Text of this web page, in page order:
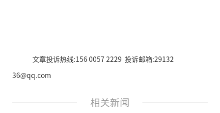
文章投诉热线:156 0057 2229 投诉邮箱:29132
36@qq.com
相关新闻